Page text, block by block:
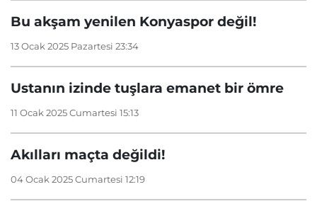
Bu akşam yenilen Konyaspor değil!
13 Ocak 2025 Pazartesi 23:34
Ustanın izinde tuşlara emanet bir ömre
11 Ocak 2025 Cumartesi 15:13
Akılları maçta değildi!
04 Ocak 2025 Cumartesi 12:19